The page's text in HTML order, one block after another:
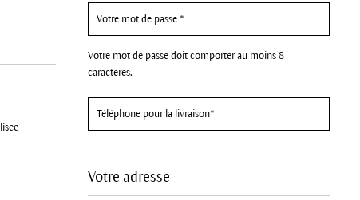
Votre mot de passe doit comporter au moins 8
caractères.
Votre adresse